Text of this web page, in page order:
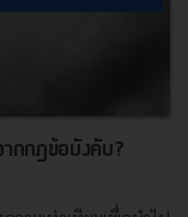
กกฎข้อบังคับ?